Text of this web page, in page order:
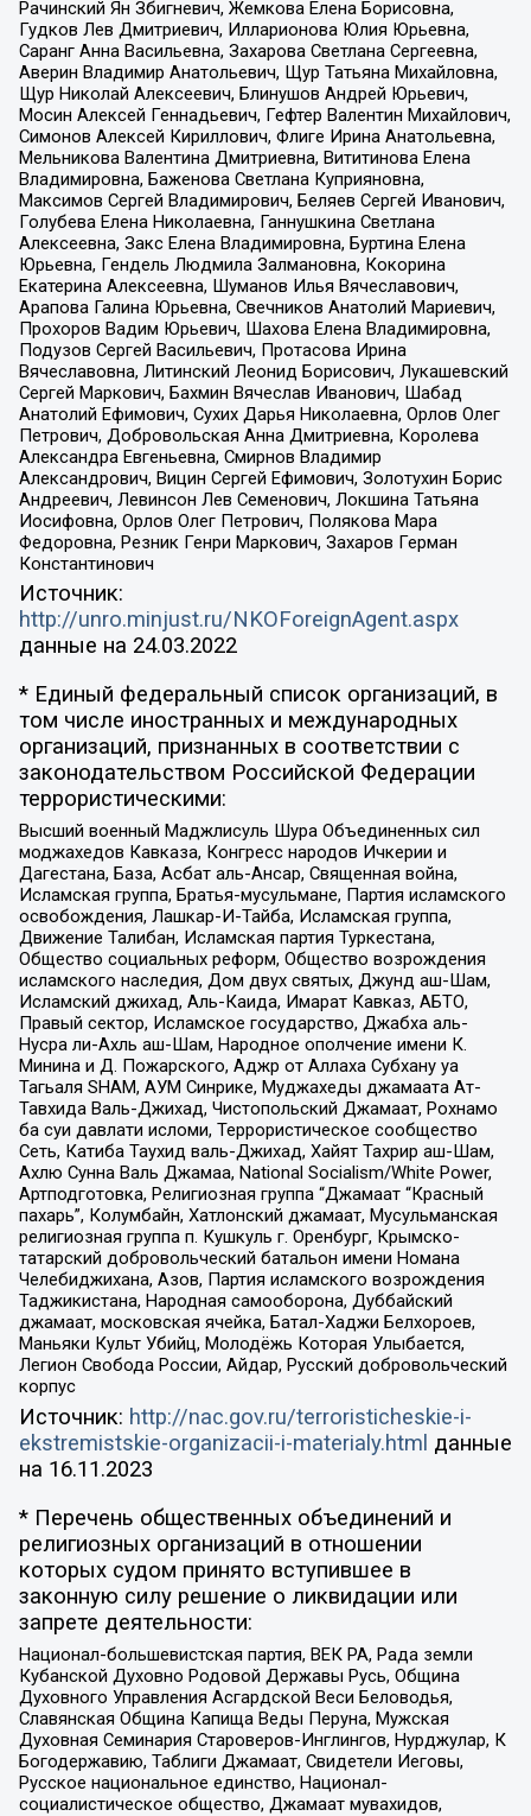
Рачинский Ян Збигневич, Жемкова Елена Борисовна,
Гудков Лев Дмитриевич, Илларионова Юлия Юрьевна,
Саранг Анна Васильевна, Захарова Светлана Сергеевна,
Аверин Владимир Анатольевич, Щур Татьяна Михайловна,
Щур Николай Алексеевич, Блинушов Андрей Юрьевич,
Мосин Алексей Геннадьевич, Гефтер Валентин Михайлович,
Симонов Алексей Кириллович, Флиге Ирина Анатольевна,
Мельникова Валентина Дмитриевна, Вититинова Елена
Владимировна, Баженова Светлана Куприяновна,
Максимов Сергей Владимирович, Беляев Сергей Иванович,
Голубева Елена Николаевна, Ганнушкина Светлана
Алексеевна, Закс Елена Владимировна, Буртина Елена
Юрьевна, Гендель Людмила Залмановна, Кокорина
Екатерина Алексеевна, Шуманов Илья Вячеславович,
Арапова Галина Юрьевна, Свечников Анатолий Мариевич,
Прохоров Вадим Юрьевич, Шахова Елена Владимировна,
Подузов Сергей Васильевич, Протасова Ирина
Вячеславовна, Литинский Леонид Борисович, Лукашевский
Сергей Маркович, Бахмин Вячеслав Иванович, Шабад
Анатолий Ефимович, Сухих Дарья Николаевна, Орлов Олег
Петрович, Добровольская Анна Дмитриевна, Королева
Александра Евгеньевна, Смирнов Владимир
Александрович, Вицин Сергей Ефимович, Золотухин Борис
Андреевич, Левинсон Лев Семенович, Локшина Татьяна
Иосифовна, Орлов Олег Петрович, Полякова Мара
Федоровна, Резник Генри Маркович, Захаров Герман
Константинович
Источник:
http://unro.minjust.ru/NKOForeignAgent.aspx
данные на 24.03.2022
* Единый федеральный список организаций, в
том числе иностранных и международных
организаций, признанных в соответствии с
законодательством Российской Федерации
террористическими:
Высший военный Маджлисуль Шура Объединенных сил
моджахедов Кавказа, Конгресс народов Ичкерии и
Дагестана, База, Асбат аль-Ансар, Священная война,
Исламская группа, Братья-мусульмане, Партия исламского
освобождения, Лашкар-И-Тайба, Исламская группа,
Движение Талибан, Исламская партия Туркестана,
Общество социальных реформ, Общество возрождения
исламского наследия, Дом двух святых, Джунд аш-Шам,
Исламский джихад, Аль-Каида, Имарат Кавказ, АБТО,
Правый сектор, Исламское государство, Джабха аль-
Нусра ли-Ахль аш-Шам, Народное ополчение имени К.
Минина и Д. Пожарского, Аджр от Аллаха Субхану уа
Тагьаля SHAM, АУМ Синрике, Муджахеды джамаата Ат-
Тавхида Валь-Джихад, Чистопольский Джамаат, Рохнамо
ба суи давлати исломи, Террористическое сообщество
Сеть, Катиба Таухид валь-Джихад, Хайят Тахрир аш-Шам,
Ахлю Сунна Валь Джамаа, National Socialism/White Power,
Артподготовка, Религиозная группа “Джамаат “Красный
пахарь”, Колумбайн, Хатлонский джамаат, Мусульманская
религиозная группа п. Кушкуль г. Оренбург, Крымско-
татарский добровольческий батальон имени Номана
Челебиджихана, Азов, Партия исламского возрождения
Таджикистана, Народная самооборона, Дуббайский
джамаат, московская ячейка, Батал-Хаджи Белхороев,
Маньяки Культ Убийц, Молодёжь Которая Улыбается,
Легион Свобода России, Айдар, Русский добровольческий
корпус
Источник: http://nac.gov.ru/terroristicheskie-i-
ekstremistskie-organizacii-i-materialy.html данные
на 16.11.2023
* Перечень общественных объединений и
религиозных организаций в отношении
которых судом принято вступившее в
законную силу решение о ликвидации или
запрете деятельности:
Национал-большевистская партия, ВЕК РА, Рада земли
Кубанской Духовно Родовой Державы Русь, Община
Духовного Управления Асгардской Веси Беловодья,
Славянская Община Капища Веды Перуна, Мужская
Духовная Семинария Староверов-Инглингов, Нурджулар, К
Богодержавию, Таблиги Джамаат, Свидетели Иеговы,
Русское национальное единство, Национал-
социалистическое общество, Джамаат мувахидов,